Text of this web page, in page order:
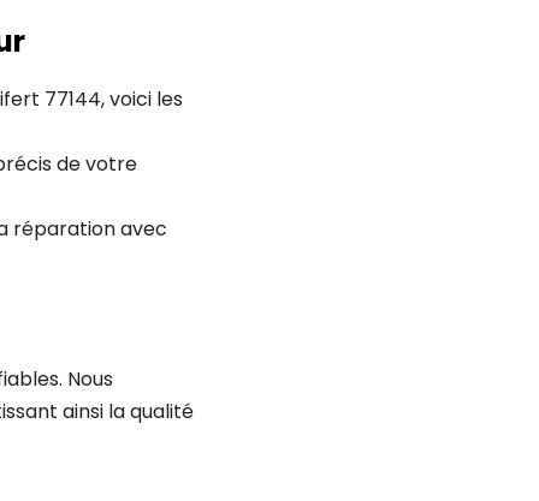
77144, voici les
de votre
réparation avec
Nous
ainsi la qualité